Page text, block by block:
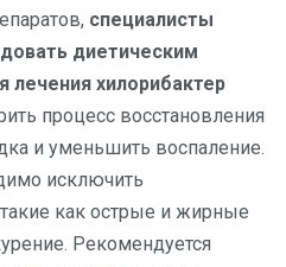
специалисты
диетическим
хилорибактер
процесс восстановления
и уменьшить воспаление.
исключить
как острые и жирные
Рекомендуется